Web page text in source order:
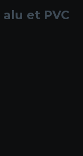
alu et PVC